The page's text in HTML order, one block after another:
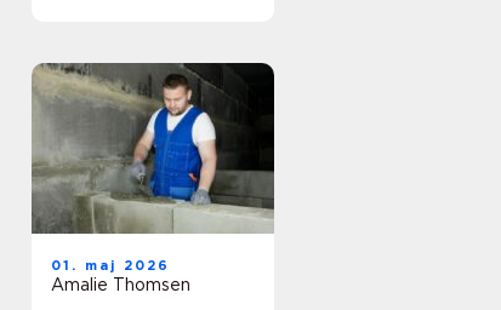
01. maj 2026
Amalie Thomsen